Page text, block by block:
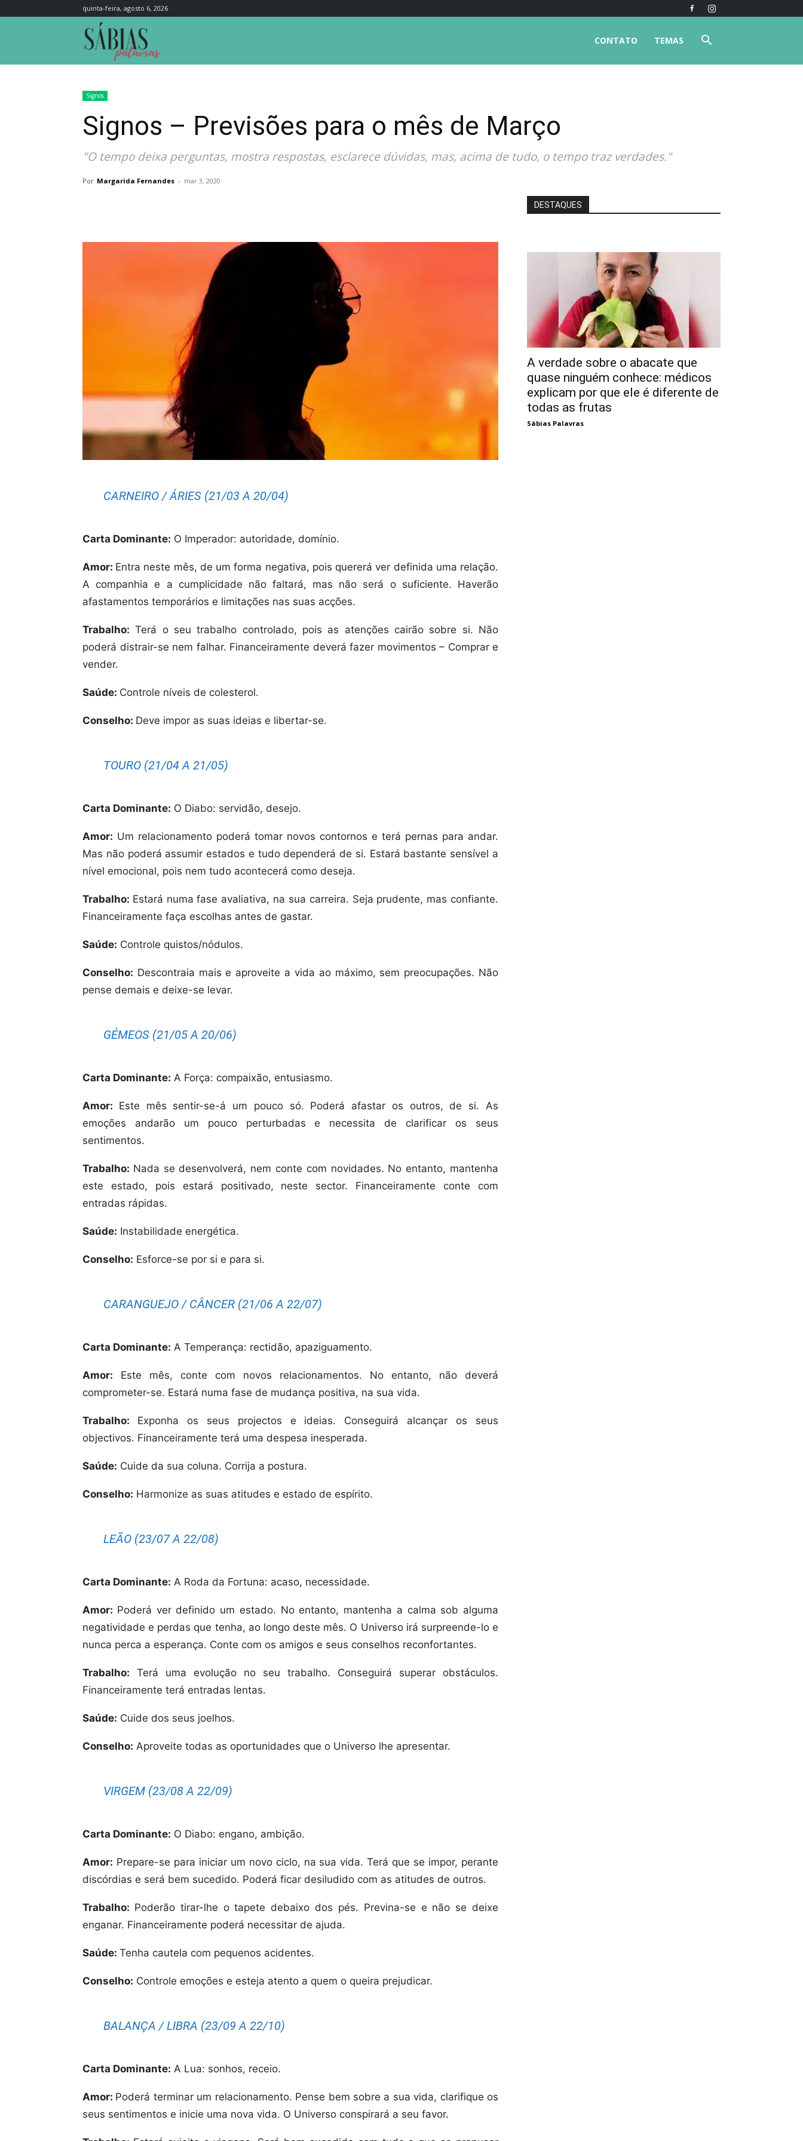
quinta-feira, agosto 6, 2026
TEMAS
CONTATO
Signos
Signos – Previsões para o mês de Março
"O tempo deixa perguntas, mostra respostas, esclarece dúvidas, mas, acima de tudo, o tempo traz verdades."
Por Margarida Fernandes - mar 3, 2020
CARNEIRO / ÁRIES (21/03 A 20/04)
Carta Dominante: O Imperador: autoridade, domínio.
Amor: Entra neste mês, de um forma negativa, pois quererá ver definida uma relação.
A companhia e a cumplicidade não faltará, mas não será o suficiente. Haverão
afastamentos temporários e limitações nas suas acções.
Trabalho: Terá o seu trabalho controlado, pois as atenções cairão sobre si. Não
poderá distrair-se nem falhar. Financeiramente deverá fazer movimentos – Comprar e
vender.
Saúde: Controle níveis de colesterol.
Conselho: Deve impor as suas ideias e libertar-se.
TOURO (21/04 A 21/05)
Carta Dominante: O Diabo: servidão, desejo.
Amor: Um relacionamento poderá tomar novos contornos e terá pernas para andar.
Mas não poderá assumir estados e tudo dependerá de si. Estará bastante sensível a
nível emocional, pois nem tudo acontecerá como deseja.
Trabalho: Estará numa fase avaliativa, na sua carreira. Seja prudente, mas confiante.
Financeiramente faça escolhas antes de gastar.
Saúde: Controle quistos/nódulos.
Conselho: Descontraia mais e aproveite a vida ao máximo, sem preocupações. Não
pense demais e deixe-se levar.
GÉMEOS (21/05 A 20/06)
Carta Dominante: A Força: compaixão, entusiasmo.
Amor: Este mês sentir-se-á um pouco só. Poderá afastar os outros, de si. As
emoções andarão um pouco perturbadas e necessita de clarificar os seus
sentimentos.
Trabalho: Nada se desenvolverá, nem conte com novidades. No entanto, mantenha
este estado, pois estará positivado, neste sector. Financeiramente conte com
entradas rápidas.
Saúde: Instabilidade energética.
Conselho: Esforce-se por si e para si.
CARANGUEJO / CÂNCER (21/06 A 22/07)
Carta Dominante: A Temperança: rectidão, apaziguamento.
Amor: Este mês, conte com novos relacionamentos. No entanto, não deverá
comprometer-se. Estará numa fase de mudança positiva, na sua vida.
Trabalho: Exponha os seus projectos e ideias. Conseguirá alcançar os seus
objectivos. Financeiramente terá uma despesa inesperada.
Saúde: Cuide da sua coluna. Corrija a postura.
Conselho: Harmonize as suas atitudes e estado de espírito.
LEÃO (23/07 A 22/08)
Carta Dominante: A Roda da Fortuna: acaso, necessidade.
Amor: Poderá ver definido um estado. No entanto, mantenha a calma sob alguma
negatividade e perdas que tenha, ao longo deste mês. O Universo irá surpreende-lo e
nunca perca a esperança. Conte com os amigos e seus conselhos reconfortantes.
Trabalho: Terá uma evolução no seu trabalho. Conseguirá superar obstáculos.
Financeiramente terá entradas lentas.
Saúde: Cuide dos seus joelhos.
Conselho: Aproveite todas as oportunidades que o Universo lhe apresentar.
VIRGEM (23/08 A 22/09)
Carta Dominante: O Diabo: engano, ambição.
Amor: Prepare-se para iniciar um novo ciclo, na sua vida. Terá que se impor, perante
discórdias e será bem sucedido. Poderá ficar desiludido com as atitudes de outros.
Trabalho: Poderão tirar-lhe o tapete debaixo dos pés. Previna-se e não se deixe
enganar. Financeiramente poderá necessitar de ajuda.
Saúde: Tenha cautela com pequenos acidentes.
Conselho: Controle emoções e esteja atento a quem o queira prejudicar.
BALANÇA / LIBRA (23/09 A 22/10)
Carta Dominante: A Lua: sonhos, receio.
Amor: Poderá terminar um relacionamento. Pense bem sobre a sua vida, clarifique os
seus sentimentos e inicie uma nova vida. O Universo conspirará a seu favor.
DESTAQUES
A verdade sobre o abacate que
quase ninguém conhece: médicos
explicam por que ele é diferente de
todas as frutas
Sábias Palavras